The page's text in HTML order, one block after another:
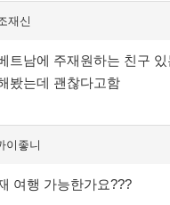
재신
트남에 주재원하는 친구
봤는데 괜찮다고함
이좋니
여행 가능한가요???